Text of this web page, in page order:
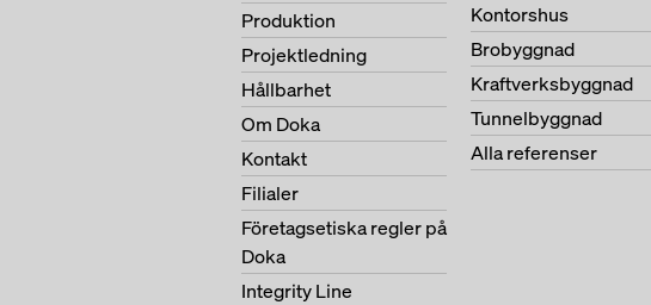
Produktion
Projektledning
Hållbarhet
Om Doka
Kontakt
Filialer
Företagsetiska regler på
Doka
Integrity Line
Kontorshus
Brobyggnad
Kraftverksbyggnad
Tunnelbyggnad
Alla referenser